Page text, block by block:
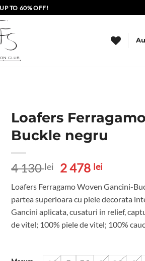
TO 60% OFF!
Loafers
Buckle negru
4 130lei
Prețul
a
fost:
4
130 lei.
2 478 leiPrețul
este:
2
478 lei.
Loafers Ferragamo Woven Gancini-
partea superioara cu piele decorata
Gancini aplicata, cusaturi in relief,
de vitel; 100% piele de vitel; 100%